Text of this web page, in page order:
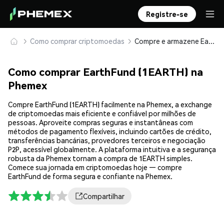
Registre-se
Como comprar criptomoedas Compre e armazene EarthFund (1EARTH) com segurança
Como comprar EarthFund (1EARTH) na
Phemex
Compre EarthFund (1EARTH) facilmente na Phemex, a exchange
de criptomoedas mais eficiente e confiável por milhões de
pessoas. Aproveite compras seguras e instantâneas com
métodos de pagamento flexíveis, incluindo cartões de crédito,
transferências bancárias, provedores terceiros e negociação
P2P, acessível globalmente. A plataforma intuitiva e a segurança
robusta da Phemex tornam a compra de 1EARTH simples.
Comece sua jornada em criptomoedas hoje — compre
EarthFund de forma segura e confiante na Phemex.
Compartilhar